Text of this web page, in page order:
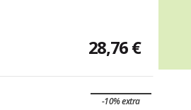
28,76 €
-10% extra